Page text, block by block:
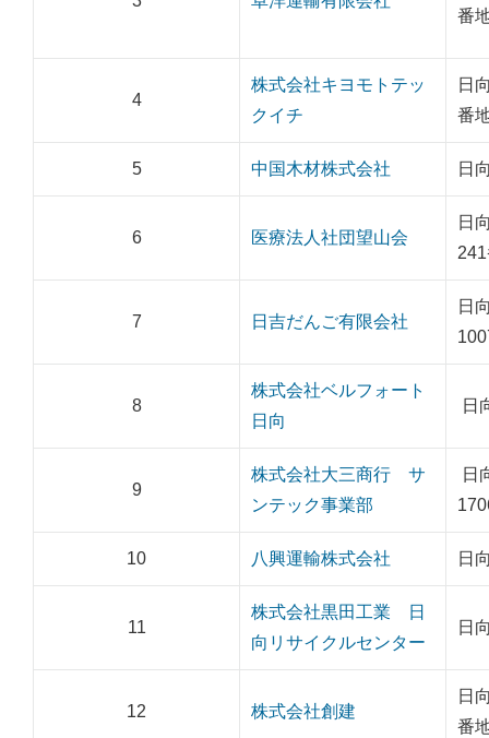
番
4
株式会社キヨモトテッ
クイチ
日
番
5 中国木材株式会社 日
6 医療法人社団望山会
日
7 日吉だんご有限会社
日
8
株式会社ベルフォート
日向
日
9
株式会社大三商行 サ
ンテック事業部
日
10 八興運輸株式会社 日
11
株式会社黒田工業 日
向リサイクルセンター
日
12 株式会社創建
日
番